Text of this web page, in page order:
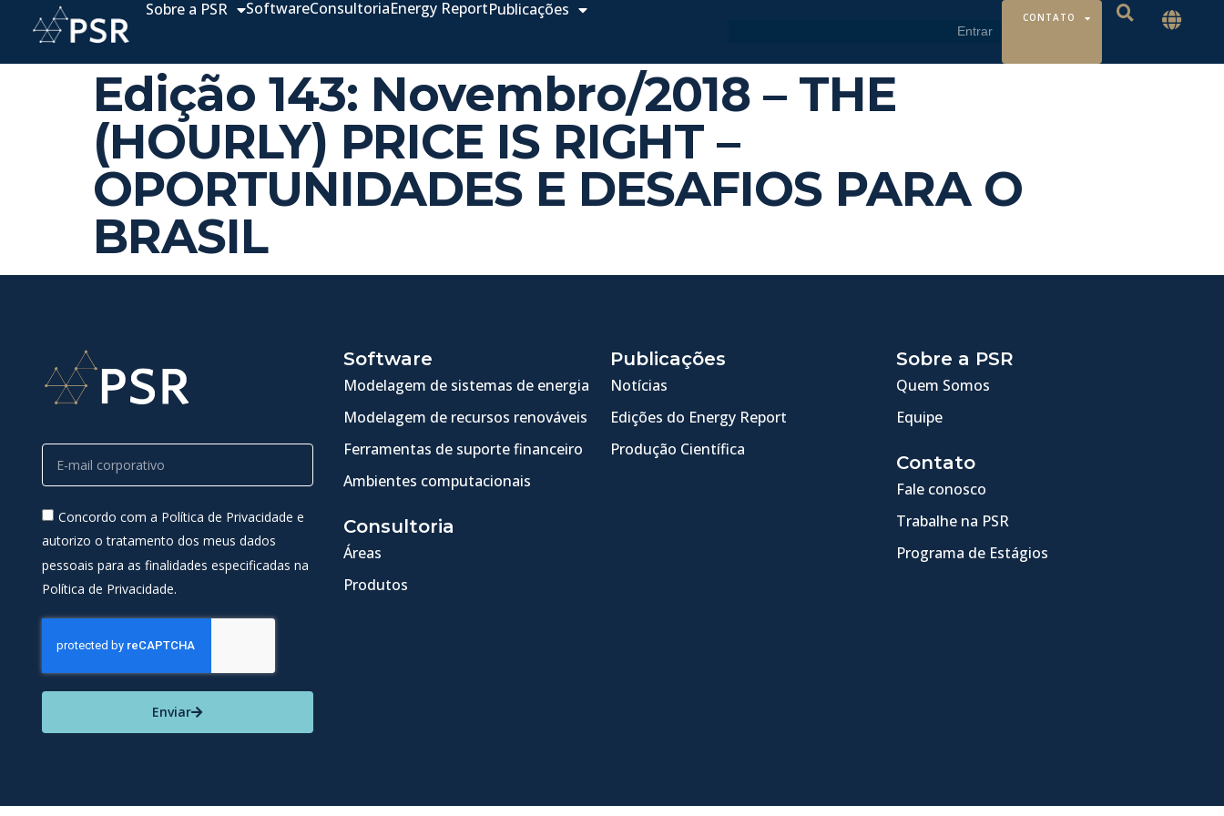
Sobre a PSR SoftwareConsultoriaEnergy ReportPublicações CONTATO
Edição 143: Novembro/2018 – THE
(HOURLY) PRICE IS RIGHT –
OPORTUNIDADES E DESAFIOS PARA O
BRASIL
Concordo com a Política de Privacidade e
autorizo o tratamento dos meus dados
pessoais para as finalidades especificadas na
Política de Privacidade.
Enviar
Software
Modelagem de sistemas de energia
Modelagem de recursos renováveis
Ferramentas de suporte financeiro
Ambientes computacionais
Consultoria
Áreas
Produtos
Publicações
Notícias
Edições do Energy Report
Produção Científica
Sobre a PSR
Quem Somos
Equipe
Contato
Fale conosco
Trabalhe na PSR
Programa de Estágios